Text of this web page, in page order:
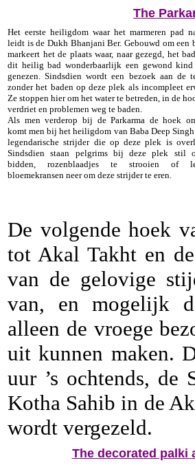
The
Het eerste heiligdom waar het marmeren pad
leidt is de Dukh Bhanjani Ber. Gebouwd om een
markeert het de plaats waar, naar gezegd, het
dit heilig bad wonderbaarlijk een gewond kind
genezen. Sindsdien wordt een bezoek aan de
zonder het baden op deze plek als incompleet
Ze stoppen hier om het water te betreden, in de
verdriet en problemen weg te baden.
Als men verderop bij de Parkarma de hoek
komt men bij het heiligdom van Baba Deep Singh
legendarische strijder die op deze plek is
Sindsdien staan pelgrims bij deze plek stil
bidden, rozenblaadjes te strooien of
bloemekransen neer om deze strijder te eren.
De volgende hoek
tot Akal Takht en
van de gelovige
van, en mogelijk
alleen de vroege
uit kunnen maken.
uur ’s ochtends,
Kotha Sahib in de
wordt vergezeld.
The decorated palki